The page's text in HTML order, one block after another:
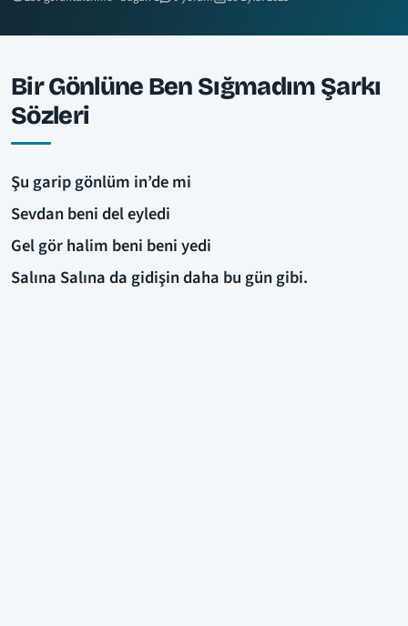
Bir Gönlüne Ben Sığmadım Şarkı
Sözleri
Şu garip gönlüm in’de mi
Sevdan beni del eyledi
Gel gör halim beni beni yedi
Salına Salına da gidişin daha bu gün gibi.